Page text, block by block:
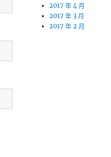
2017 年 4 月
2017 年 3 月
2017 年 2 月